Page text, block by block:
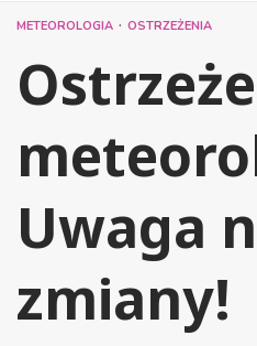
METEOROLOGIA OSTRZEŻENIA
Uwaga
zmiany!